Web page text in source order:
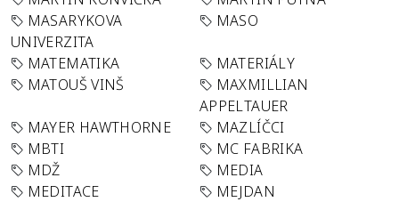
MASARYKOVA
UNIVERZITA
MASO
MATEMATIKA
MATERIÁLY
MATOUŠ VINŠ
MAXMILLIAN
APPELTAUER
MAYER HAWTHORNE
MAZLÍČCI
MBTI
MC FABRIKA
MDŽ
MEDIA
MEDITACE
MEJDAN